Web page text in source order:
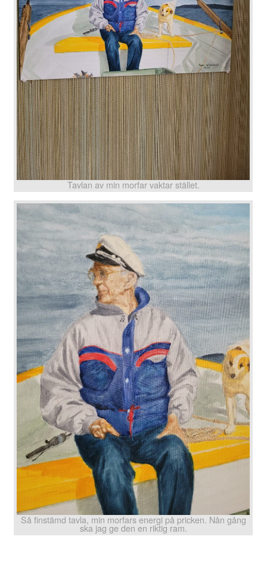
Tavlan av min morfar vaktar stället.
Så finstämd tavla, min morfars energi på pricken. Nån gång
ska jag ge den en riktig ram.